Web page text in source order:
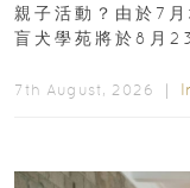
親子活動？由於7
盲犬學苑將於8月
7th August, 2026 ｜